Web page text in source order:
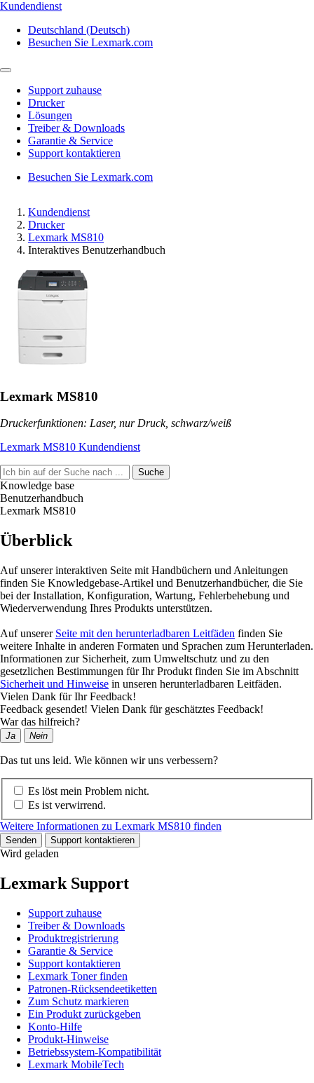
Kundendienst
Deutschland (Deutsch)
Besuchen Sie Lexmark.com
Support zuhause
Drucker
Lösungen
Treiber & Downloads
Garantie & Service
Support kontaktieren
Besuchen Sie Lexmark.com
Kundendienst
Drucker
Lexmark MS810
Interaktives Benutzerhandbuch
Lexmark MS810
Druckerfunktionen: Laser, nur Druck, schwarz/weiß
Lexmark MS810 Kundendienst
Suche
Knowledge base
Benutzerhandbuch
Lexmark MS810
Überblick
Auf unserer interaktiven Seite mit Handbüchern und Anleitungen
finden Sie Knowledgebase-Artikel und Benutzerhandbücher, die Sie
bei der Installation, Konfiguration, Wartung, Fehlerbehebung und
Wiederverwendung Ihres Produkts unterstützen.
Auf unserer Seite mit den herunterladbaren Leitfäden finden Sie
weitere Inhalte in anderen Formaten und Sprachen zum Herunterladen.
Informationen zur Sicherheit, zum Umweltschutz und zu den
gesetzlichen Bestimmungen für Ihr Produkt finden Sie im Abschnitt
Sicherheit und Hinweise in unseren herunterladbaren Leitfäden.
Vielen Dank für Ihr Feedback!
Feedback gesendet! Vielen Dank für geschätztes Feedback!
War das hilfreich?
Ja Nein
Das tut uns leid. Wie können wir uns verbessern?
Es löst mein Problem nicht.
Es ist verwirrend.
Weitere Informationen zu Lexmark MS810 finden
Senden Support kontaktieren
Wird geladen
Lexmark Support
Support zuhause
Treiber & Downloads
Produktregistrierung
Garantie & Service
Support kontaktieren
Lexmark Toner finden
Patronen-Rücksendeetiketten
Zum Schutz markieren
Ein Produkt zurückgeben
Konto-Hilfe
Produkt-Hinweise
Betriebssystem-Kompatibilität
Lexmark MobileTech